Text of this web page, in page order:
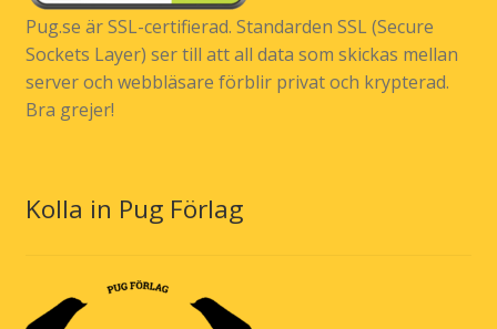
Pug.se är SSL-certifierad. Standarden SSL (Secure
Sockets Layer) ser till att all data som skickas mellan
server och webbläsare förblir privat och krypterad.
Bra grejer!
Kolla in Pug Förlag